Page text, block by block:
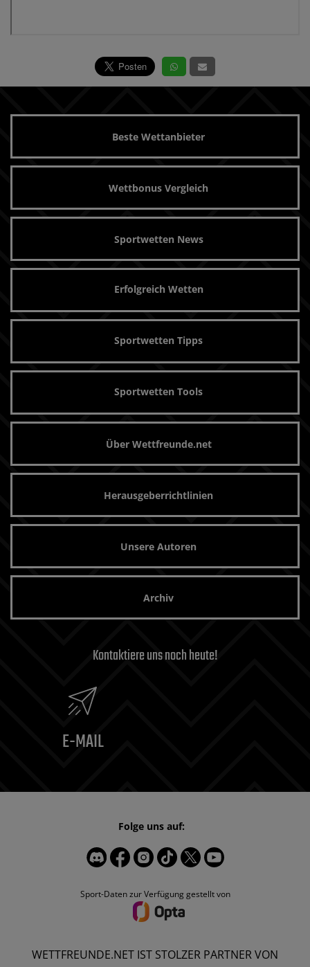
Beste Wettanbieter
Wettbonus Vergleich
Sportwetten News
Erfolgreich Wetten
Sportwetten Tipps
Sportwetten Tools
Über Wettfreunde.net
Herausgeberrichtlinien
Unsere Autoren
Archiv
Kontaktiere uns noch heute!
E-MAIL
Sport-Daten zur Verfügung gestellt von
Folge uns auf:
WETTFREUNDE.NET IST STOLZER PARTNER VON